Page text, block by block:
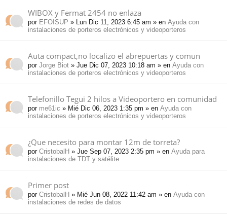
WIBOX y Fermat 2454 no enlaza
por EFOISUP » Lun Dic 11, 2023 6:45 am » en Ayuda con
instalaciones de porteros electrónicos y videoporteros
Auta compact,no localizo el abrepuertas y comun
por Jorge Biot » Jue Dic 07, 2023 10:18 am » en Ayuda con
instalaciones de porteros electrónicos y videoporteros
Telefonillo Tegui 2 hilos a Videoportero en comunidad
por me61ic » Mié Dic 06, 2023 1:35 pm » en Ayuda con
instalaciones de porteros electrónicos y videoporteros
¿Que necesito para montar 12m de torreta?
por CristobalH » Jue Sep 07, 2023 2:35 pm » en Ayuda para
instalaciones de TDT y satélite
Primer post
por CristobalH » Mié Jun 08, 2022 11:42 am » en Ayuda con
instalaciones de redes de datos